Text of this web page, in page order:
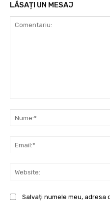
LĂSAȚI UN MESAJ
Salvați numele meu, adresa